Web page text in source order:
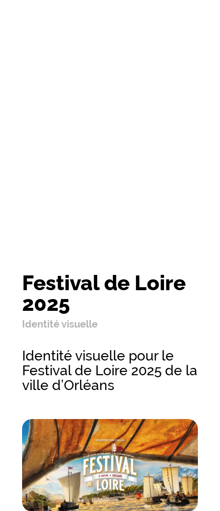
Festival de Loire
2025
Identité visuelle
Identité visuelle pour le
Festival de Loire 2025 de la
ville d’Orléans